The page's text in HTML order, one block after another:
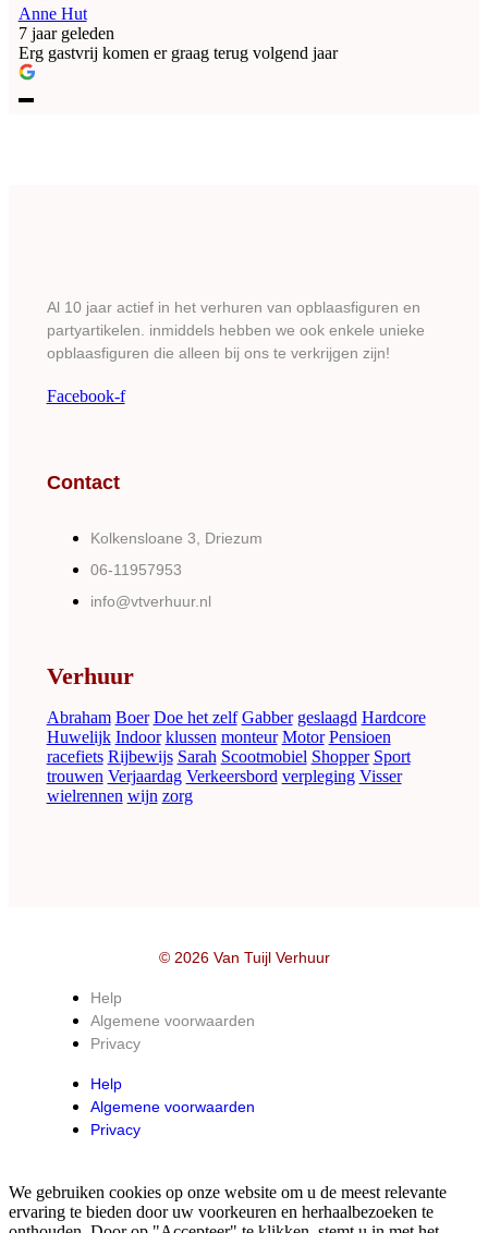
Anne Hut
7 jaar geleden
Erg gastvrij komen er graag terug volgend jaar
Al 10 jaar actief in het verhuren van opblaasfiguren en
partyartikelen. inmiddels hebben we ook enkele unieke
opblaasfiguren die alleen bij ons te verkrijgen zijn!
Facebook-f
Contact
Kolkensloane 3, Driezum
06-11957953
info@vtverhuur.nl
Verhuur
Abraham Boer Doe het zelf Gabber geslaagd Hardcore
Huwelijk Indoor klussen monteur Motor Pensioen
racefiets Rijbewijs Sarah Scootmobiel Shopper Sport
trouwen Verjaardag Verkeersbord verpleging Visser
wielrennen wijn zorg
© 2026 Van Tuijl Verhuur
Help
Algemene voorwaarden
Privacy
Help
Algemene voorwaarden
Privacy
We gebruiken cookies op onze website om u de meest relevante
ervaring te bieden door uw voorkeuren en herhaalbezoeken te